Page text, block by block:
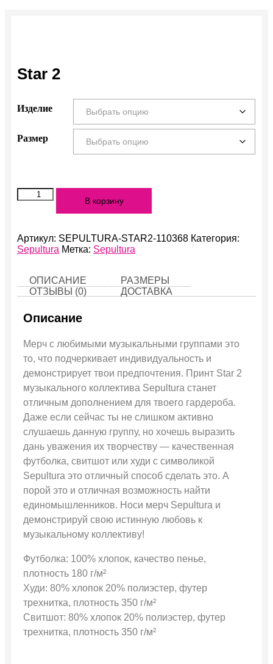
Star 2
Изделие
Размер
Количество
Star
В корзину
Артикул: SEPULTURA-STAR2-110368 Категория:
Sepultura Метка: Sepultura
ОПИСАНИЕ
РАЗМЕРЫ
ОТЗЫВЫ (0)
ДОСТАВКА
Описание
Мерч с любимыми музыкальными группами это
то, что подчеркивает индивидуальность и
демонстрирует твои предпочтения. Принт Star 2
музыкального коллектива Sepultura станет
отличным дополнением для твоего гардероба.
Даже если сейчас ты не слишком активно
слушаешь данную группу, но хочешь выразить
дань уважения их творчеству — качественная
футболка, свитшот или худи с символикой
Sepultura это отличный способ сделать это. А
порой это и отличная возможность найти
единомышленников. Носи мерч Sepultura и
демонстрируй свою истинную любовь к
музыкальному коллективу!
Футболка: 100% хлопок, качество пенье,
плотность 180 г/м²
Худи: 80% хлопок 20% полиэстер, футер
трехнитка, плотность 350 г/м²
Свитшот: 80% хлопок 20% полиэстер, футер
трехнитка, плотность 350 г/м²